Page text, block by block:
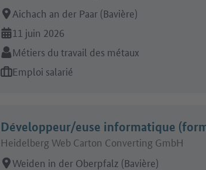
Lieu de travail:
Aichach an der Paar (Bavière)
En ligne depuis:
11 juin 2026
Secteur:
Métiers du travail des métaux
Type d'offre d'emploi:
Emploi salarié
Développeur/euse informatique
Heidelberg Web Carton Converting GmbH
Lieu de travail:
Weiden in der Oberpfalz (Bavière)